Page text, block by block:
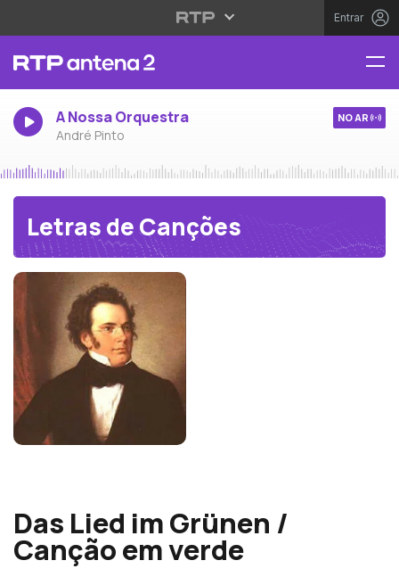
Entrar
A Nossa Orquestra
André Pinto
NO AR
Letras de Canções
Das Lied im Grünen /
Canção em verde